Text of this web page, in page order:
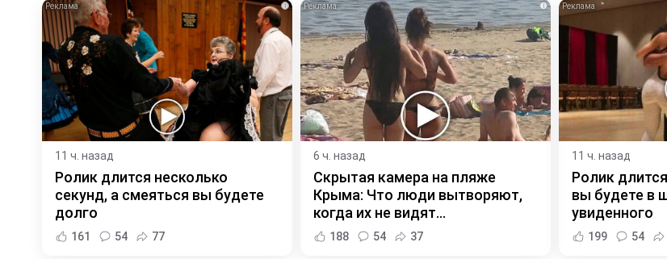
i
11 ч. назад
Ролик длится несколько
секунд, а смеяться вы будете
долго
161 54 77
i
6 ч. назад
Скрытая камера на пляже
Крыма: Что люди вытворяют,
когда их не видят...
188 54 37
11 ч. назад
Ролик
вы будете в
увиденного
199 54